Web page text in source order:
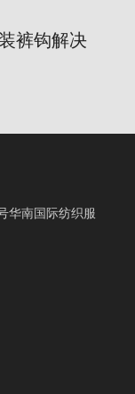
裤钩解决
华南国际纺织服